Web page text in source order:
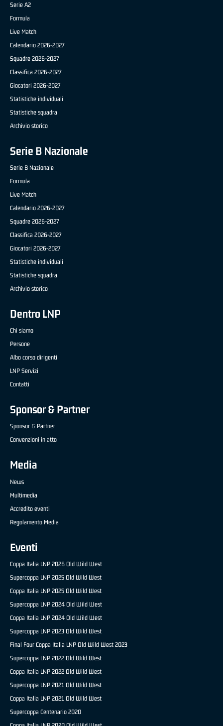
Serie A2
Formula
Live Match
Calendario 2026-2027
Squadre 2026-2027
Classifica 2026-2027
Giocatori 2026-2027
Statistiche individuali
Statistiche squadra
Archivio storico
Serie B Nazionale
Serie B Nazionale
Formula
Live Match
Calendario 2026-2027
Squadre 2026-2027
Classifica 2026-2027
Giocatori 2026-2027
Statistiche individuali
Statistiche squadra
Archivio storico
Dentro LNP
Chi siamo
Persone
Albo corso dirigenti
LNP Servizi
Contatti
Sponsor & Partner
Sponsor & Partner
Convenzioni in atto
Media
News
Multimedia
Accredito eventi
Regolamento Media
Eventi
Coppa Italia LNP 2026 Old Wild West
Supercoppa LNP 2025 Old Wild West
Coppa Italia LNP 2025 Old Wild West
Supercoppa LNP 2024 Old Wild West
Coppa Italia LNP 2024 Old Wild West
Supercoppa LNP 2023 Old Wild West
Final Four Coppa Italia LNP Old Wild West 2023
Supercoppa LNP 2022 Old Wild West
Coppa Italia LNP 2022 Old Wild West
Supercoppa LNP 2021 Old Wild West
Coppa Italia LNP 2021 Old Wild West
Supercoppa Centenario 2020